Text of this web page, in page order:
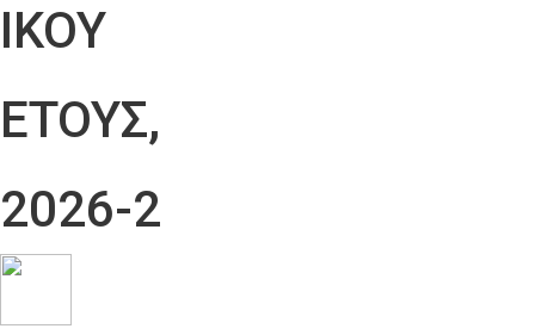
ΙΚΟΥ
ΕΤΟΥΣ,
2026-2